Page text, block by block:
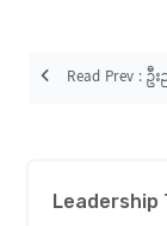
Leadership
Read Prev :